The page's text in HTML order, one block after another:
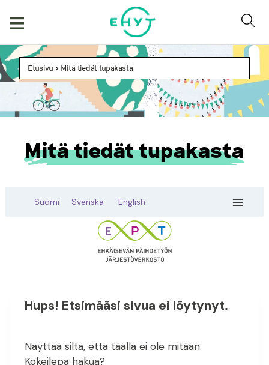
Etusivu > Mitä tiedät tupakasta
Mitä tiedät tupakasta